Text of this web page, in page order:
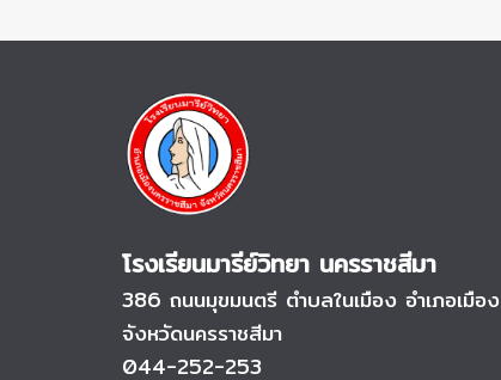
โรงเรียนมารีย์วิทยา นครราชสีมา
386 ถนนมุขมนตรี ตำบลในเมือง อำเภอเมือง
จังหวัดนครราชสีมา
044-252-253